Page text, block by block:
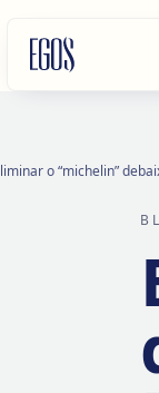
o “michelin”